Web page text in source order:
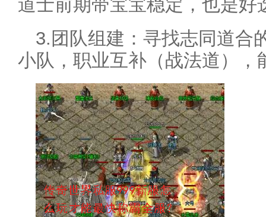
道士前期带宝宝稳定，也是好
3.团队组建：寻找志同道合
小队，职业互补（战法道），